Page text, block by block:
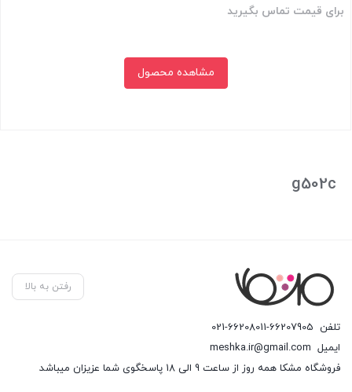
برای قیمت تماس بگیرید
مشاهده محصول
g502c
رفتن به بالا
تلفن 021-66208011-66207905
ایمیل meshka.ir@gmail.com
فروشگاه مشکا همه روز از ساعت 9 الی 18 پاسخگوی شما عزیزان میباشد